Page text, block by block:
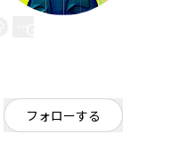
フォローする